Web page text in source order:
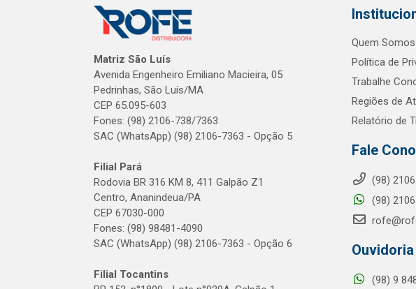
Matriz São Luís
Avenida Engenheiro Emiliano Macieira, 05
Pedrinhas, São Luís/MA
CEP 65.095-603
Fones: (98) 2106-738/7363
SAC (WhatsApp) (98) 2106-7363 - Opção 5
Filial Pará
Rodovia BR 316 KM 8, 411 Galpão Z1
Centro, Ananindeua/PA
CEP 67030-000
Fones: (98) 98481-4090
SAC (WhatsApp) (98) 2106-7363 - Opção 6
Filial Tocantins
Quem Somos
Política de
Trabalhe
Regiões de
Relatório de
Fale
(98)
(98)
Ouvidoria
(98) 9